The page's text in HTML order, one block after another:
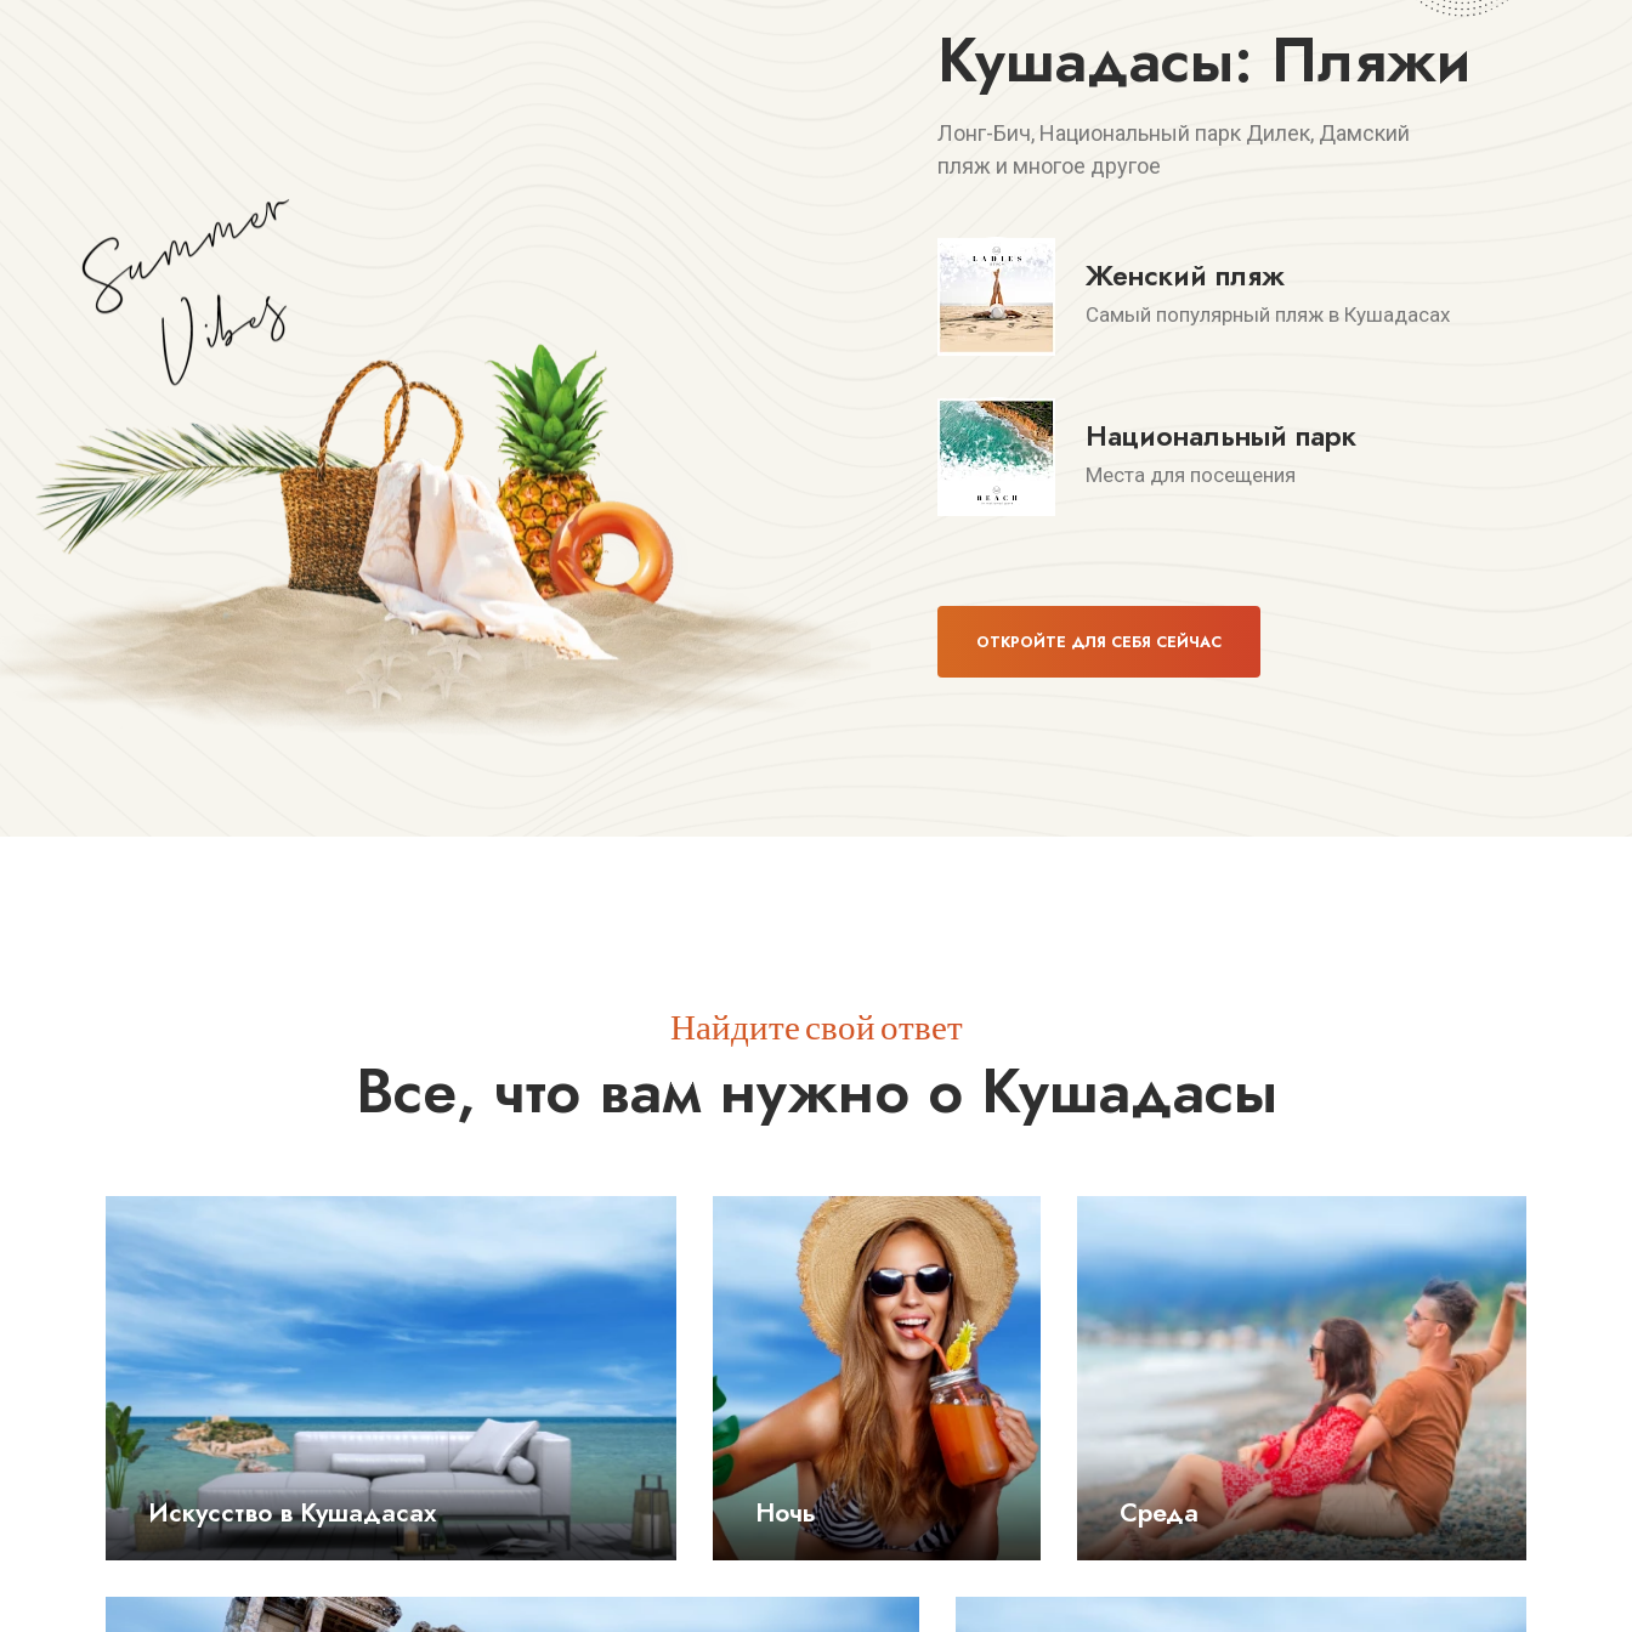
Кушадасы: Пляжи
Лонг-Бич, Национальный парк Дилек, Дамский
пляж и многое другое
Женский пляж
Самый популярный пляж в Кушадасах
Национальный парк
Места для посещения
ОТКРОЙТЕ ДЛЯ СЕБЯ СЕЙЧАС
Найдите свой ответ
Все, что вам нужно о Кушадасы
Искусство в Кушадасах Ночь Среда